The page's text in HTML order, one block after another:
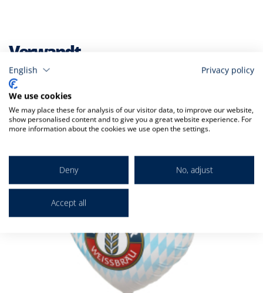
Verwandt
Markieren Sie die Artikel, um Sie dem Warenkorb hinzuzufügen
English Privacy policy
We use cookies
We may place these for analysis of our visitor data, to improve our website,
show personalised content and to give you a great website experience. For
more information about the cookies we use open the settings.
Deny No, adjust
Accept all